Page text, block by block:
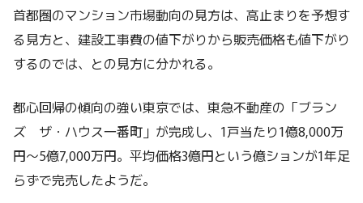
首都圏のマンション市場動向の見方は、高止まりを予想す
る見方と、建設工事費の値下がりから販売価格も値下がり
するのでは、との見方に分かれる。
都心回帰の傾向の強い東京では、東急不動産の「ブラン
ズ ザ・ハウス一番町」が完成し、1戸当たり1億8,000万
円～5億7,000万円。平均価格3億円という億ションが1年足
らずで完売したようだ。